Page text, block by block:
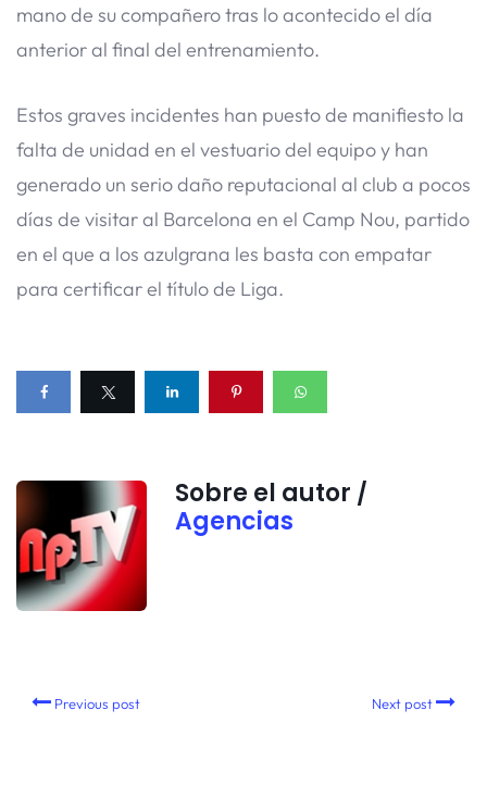
mano de su compañero tras lo acontecido el día
anterior al final del entrenamiento.
Estos graves incidentes han puesto de manifiesto la
falta de unidad en el vestuario del equipo y han
generado un serio daño reputacional al club a pocos
días de visitar al Barcelona en el Camp Nou, partido
en el que a los azulgrana les basta con empatar
para certificar el título de Liga.
Sobre el autor /
Agencias
Previous post Next post